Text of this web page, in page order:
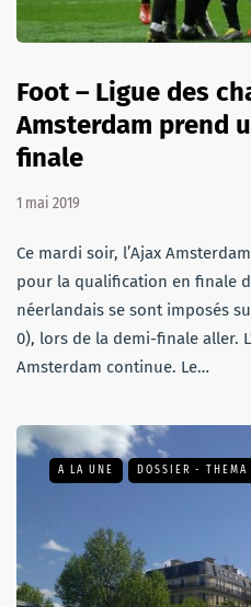
Foot – Ligue des
Amsterdam prend
finale
1 mai 2019
Ce mardi soir, l’Ajax
pour la qualification en finale
néerlandais se sont imposés
0), lors de la demi-finale aller.
Amsterdam continue. Le…
A LA UNE DOSSIER - THEMA